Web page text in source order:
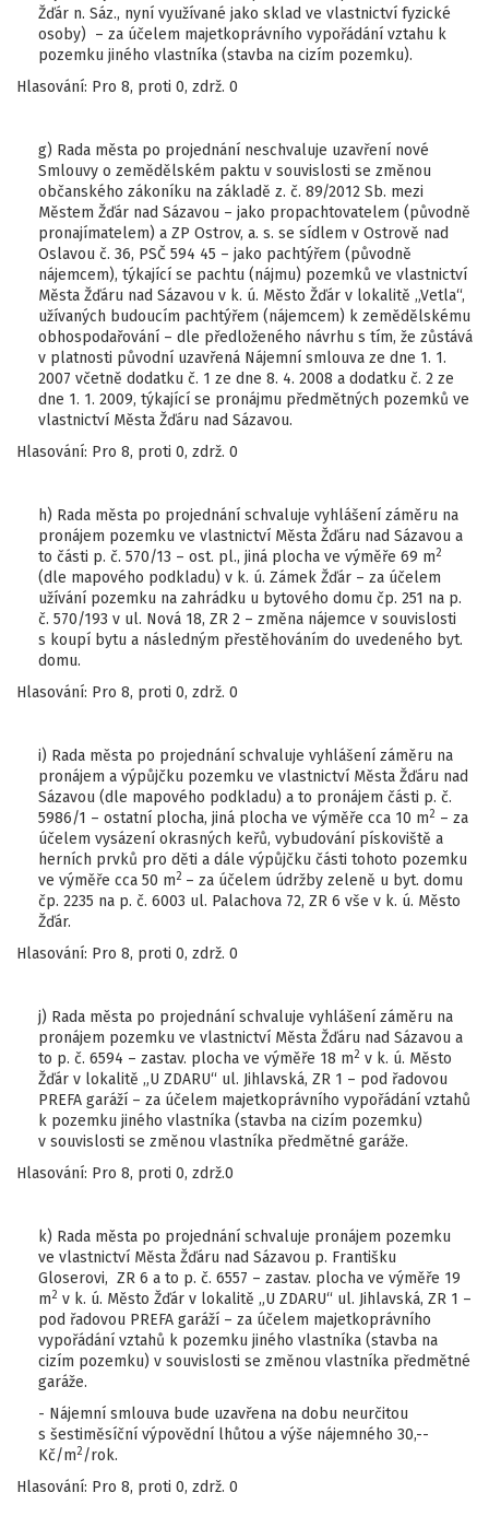
Žďár n. Sáz., nyní využívané jako sklad ve vlastnictví fyzické
osoby) – za účelem majetkoprávního vypořádání vztahu k
pozemku jiného vlastníka (stavba na cizím pozemku).
Hlasování: Pro 8, proti 0, zdrž. 0
g) Rada města po projednání neschvaluje uzavření nové
Smlouvy o zemědělském paktu v souvislosti se změnou
občanského zákoníku na základě z. č. 89/2012 Sb. mezi
Městem Žďár nad Sázavou – jako propachtovatelem (původně
pronajímatelem) a ZP Ostrov, a. s. se sídlem v Ostrově nad
Oslavou č. 36, PSČ 594 45 – jako pachtýřem (původně
nájemcem), týkající se pachtu (nájmu) pozemků ve vlastnictví
Města Žďáru nad Sázavou v k. ú. Město Žďár v lokalitě „Vetla“,
užívaných budoucím pachtýřem (nájemcem) k zemědělskému
obhospodařování – dle předloženého návrhu s tím, že zůstává
v platnosti původní uzavřená Nájemní smlouva ze dne 1. 1.
2007 včetně dodatku č. 1 ze dne 8. 4. 2008 a dodatku č. 2 ze
dne 1. 1. 2009, týkající se pronájmu předmětných pozemků ve
vlastnictví Města Žďáru nad Sázavou.
Hlasování: Pro 8, proti 0, zdrž. 0
h) Rada města po projednání schvaluje vyhlášení záměru na
pronájem pozemku ve vlastnictví Města Žďáru nad Sázavou a
to části p. č. 570/13 – ost. pl., jiná plocha ve výměře 69 m2
(dle mapového podkladu) v k. ú. Zámek Žďár – za účelem
užívání pozemku na zahrádku u bytového domu čp. 251 na p.
č. 570/193 v ul. Nová 18, ZR 2 – změna nájemce v souvislosti
s koupí bytu a následným přestěhováním do uvedeného byt.
domu.
Hlasování: Pro 8, proti 0, zdrž. 0
i) Rada města po projednání schvaluje vyhlášení záměru na
pronájem a výpůjčku pozemku ve vlastnictví Města Žďáru nad
Sázavou (dle mapového podkladu) a to pronájem části p. č.
5986/1 – ostatní plocha, jiná plocha ve výměře cca 10 m2 – za
účelem vysázení okrasných keřů, vybudování pískoviště a
herních prvků pro děti a dále výpůjčku části tohoto pozemku
ve výměře cca 50 m2 – za účelem údržby zeleně u byt. domu
čp. 2235 na p. č. 6003 ul. Palachova 72, ZR 6 vše v k. ú. Město
Žďár.
Hlasování: Pro 8, proti 0, zdrž. 0
j) Rada města po projednání schvaluje vyhlášení záměru na
pronájem pozemku ve vlastnictví Města Žďáru nad Sázavou a
to p. č. 6594 – zastav. plocha ve výměře 18 m2 v k. ú. Město
Žďár v lokalitě „U ZDARU“ ul. Jihlavská, ZR 1 – pod řadovou
PREFA garáží – za účelem majetkoprávního vypořádání vztahů
k pozemku jiného vlastníka (stavba na cizím pozemku)
v souvislosti se změnou vlastníka předmětné garáže.
Hlasování: Pro 8, proti 0, zdrž.0
k) Rada města po projednání schvaluje pronájem pozemku
ve vlastnictví Města Žďáru nad Sázavou p. Františku
Gloserovi, ZR 6 a to p. č. 6557 – zastav. plocha ve výměře 19
m2 v k. ú. Město Žďár v lokalitě „U ZDARU“ ul. Jihlavská, ZR 1 –
pod řadovou PREFA garáží – za účelem majetkoprávního
vypořádání vztahů k pozemku jiného vlastníka (stavba na
cizím pozemku) v souvislosti se změnou vlastníka předmětné
garáže.
- Nájemní smlouva bude uzavřena na dobu neurčitou
s šestiměsíční výpovědní lhůtou a výše nájemného 30,--
Kč/m2 /rok.
Hlasování: Pro 8, proti 0, zdrž. 0